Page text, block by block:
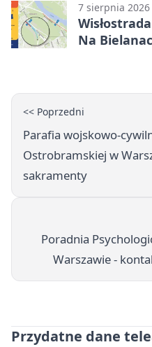
7 sierpnia 2026
Na
<< Poprzedni
Parafia wojskowo-
Ostrobramskiej w
sakramenty
Poradnia
Warszawie -
Przydatne dane